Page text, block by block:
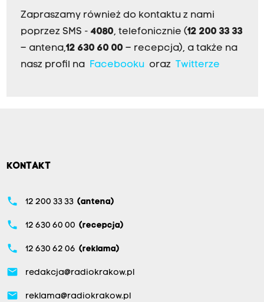
Zapraszamy również do kontaktu z nami
poprzez SMS - 4080, telefonicznie (12 200 33 33
– antena,12 630 60 00 – recepcja), a także na
nasz profil na Facebookuoraz Twitterze
KONTAKT
phone 12 200 33 33 (antena)
phone 12 630 60 00 (recepcja)
phone 12 630 62 06 (reklama)
email redakcja@radiokrakow.pl
email reklama@radiokrakow.pl